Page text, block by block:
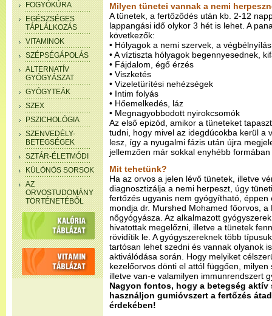
FOGYÓKÚRA
EGÉSZSÉGES
TÁPLÁLKOZÁS
VITAMINOK
SZÉPSÉGÁPOLÁS
ALTERNATÍV
GYÓGYÁSZAT
GYÓGYTEÁK
SZEX
PSZICHOLÓGIA
SZENVEDÉLY-
BETEGSÉGEK
SZTÁR-ÉLETMÓDI
KÜLÖNÖS SORSOK
AZ
ORVOSTUDOMÁNY
TÖRTÉNETÉBŐL
Milyen tünetei vannak a nemi
A tünetek, a fertőződés után kb. 2-12
lappangási idő olykor 3 hét is lehet. A
következők:
• Hólyagok a nemi szervek, a
• A víztiszta hólyagok begennyesednek,
• Fájdalom, égő érzés
• Viszketés
• Vizeletürítési nehézségek
• Intim folyás
• Hőemelkedés, láz
• Megnagyobbodott nyirokcsomók
Az első epizód, amikor a tüneteket
tudni, hogy mivel az idegdúcokba kerül a
lesz, így a nyugalmi fázis után újra
jellemzően már sokkal enyhébb
Mit tehetünk?
Ha az orvos a jelen lévő tünetek, illetve
diagnosztizálja a nemi herpeszt, úgy
fertőzés ugyanis nem gyógyítható,
mondja dr. Murshed Mohamed főorvos, a
nőgyógyásza. Az alkalmazott
hivatottak megelőzni, illetve a tünetek
rövidítik le. A gyógyszereknek több
tartósan lehet szedni és vannak olyanok
aktiválódása során. Hogy melyiket
kezelőorvos dönti el attól függően,
illetve van-e valamilyen immunrendszert
Nagyon fontos, hogy a betegség aktív
használjon gumióvszert a fertőzés
érdekében!